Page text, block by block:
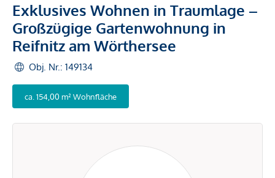
Exklusives Wohnen in Traumlage –
Großzügige Gartenwohnung in
Reifnitz am Wörthersee
Obj. Nr.: 149134
ca. 154,00 m² Wohnfläche